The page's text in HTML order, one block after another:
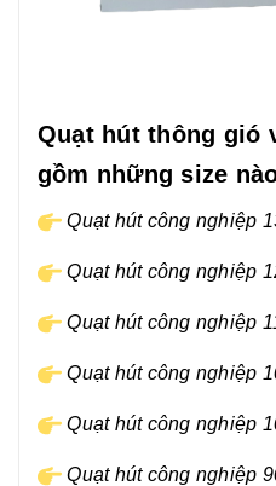
Quạt hút thông gió
gồm những size
Quạt hút công nghiệp
Quạt hút công nghiệp
Quạt hút công nghiệp
Quạt hút công nghiệp
Quạt hút công nghiệp
Quạt hút công nghiệp